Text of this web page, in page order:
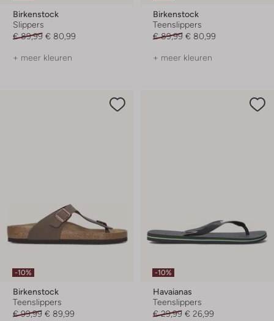
Birkenstock
Slippers
€ 89,99 € 80,99
+ meer kleuren
Birkenstock
Teenslippers
€ 89,99 € 80,99
+ meer kleuren
-10%
Birkenstock
Teenslippers
€ 99,99 € 89,99
-10%
Havaianas
Teenslippers
€ 29,99 € 26,99